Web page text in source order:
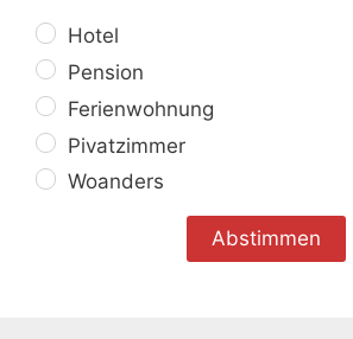
Hotel
Pension
Ferienwohnung
Pivatzimmer
Woanders